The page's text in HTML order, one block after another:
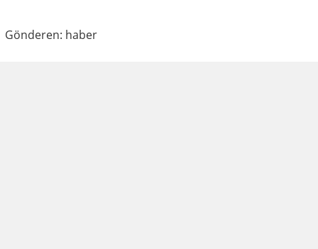
Gönderen: haber